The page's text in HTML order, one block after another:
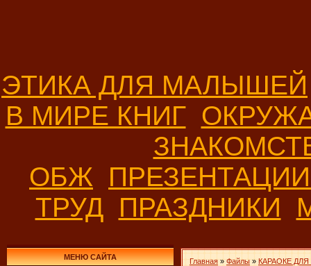
ЭТИКА ДЛЯ МАЛЫШЕЙ
В МИРЕ КНИГ
ОБЖ
ТРУД ПРАЗДНИКИ
МЕНЮ САЙТА Главная » Файлы » КАРАОКЕ